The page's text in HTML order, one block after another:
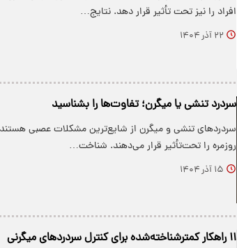
افراد را نیز تحت تأثیر قرار دهد. نتایج…
۲۲ آذر ۱۴۰۴
سردرد تنشی یا میگرن؛ تفاوت‌ها را بشناسید
سردردهای تنشی و میگرن از شایع‌ترین مشکلات عصبی هستند
روزمره را تحت‌تأثیر قرار می‌دهند. شناخت…
۱۵ آذر ۱۴۰۴
۱۱ راهکار کمترشناخته‌شده برای کنترل سردرد‌های میگرنی